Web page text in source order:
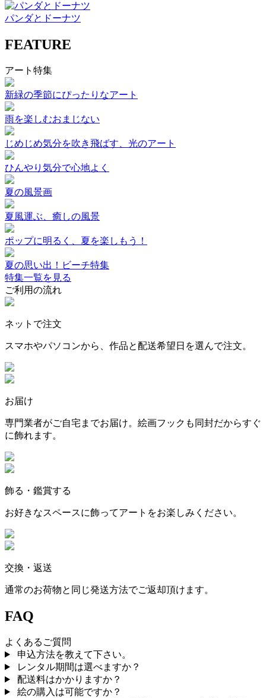
パンダとドーナツ
FEATURE
アート特集
新緑の季節にぴったりなアート
雨を楽しむおまじない
じめじめ気分を吹き飛ばす、光のアート
ひんやり気分で心地よく
夏の風景画
夏風運ぶ、癒しの風景
ポップに明るく、夏を楽しもう！
夏の思い出！ビーチ特集
特集一覧を見る
ご利用の流れ
ネットで注文
スマホやパソコンから、作品と配送希望日を選んで注文。
お届け
専門業者がご自宅までお届け。絵画フックも同封だからすぐ
に飾れます。
飾る・鑑賞する
お好きなスペースに飾ってアートをお楽しみください。
交換・返送
通常のお荷物と同じ発送方法でご返却頂けます。
FAQ
よくあるご質問
申込方法を教えて下さい。
レンタル期間は選べますか？
配送料はかかりますか？
絵の購入は可能ですか？